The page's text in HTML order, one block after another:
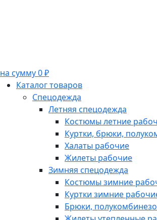
на сумму 0 ₽
Каталог товаров
Спецодежда
Летняя спецодежда
Костюмы летние
Куртки, брюки,
Халаты рабочие
Жилеты рабочие
Зимняя спецодежда
Костюмы зимние
Куртки зимние
Брюки,